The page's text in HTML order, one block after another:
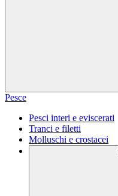
Pesce
Pesci interi e eviscerati
Tranci e filetti
Molluschi e crostacei